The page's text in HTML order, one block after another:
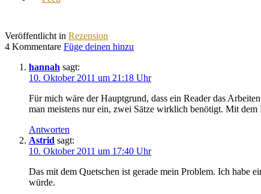
Veröffentlicht in Rezension
4 Kommentare Füge deinen hinzu
hannah sagt:
10. Oktober 2011 um 21:18 Uhr
Für mich wäre der Hauptgrund, dass ein Reader das
man meistens nur ein, zwei Sätze wirklich benötigt. Mit
Antworten
Astrid sagt:
10. Oktober 2011 um 17:40 Uhr
Das mit dem Quetschen ist gerade mein Problem. Ich habe
würde.